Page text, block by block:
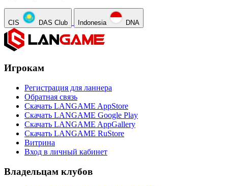
CIS DAS Club Indonesia DNA
Игрокам
Регистрация для ланнера
Обратная связь
Скачать LANGAME AppStore
Скачать LANGAME Google Play
Скачать LANGAME AppGallery
Скачать LANGAME RuStore
Витрина
Вход в личный кабинет
Владельцам клубов